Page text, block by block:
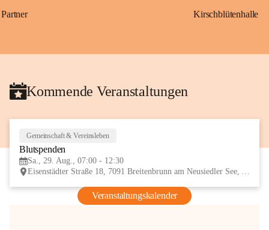
Partner Kirschblütenhalle
Kommende Veranstaltungen
Gemeinschaft & Vereinsleben
Blutspenden
Sa., 29. Aug., 07:00 - 12:30
Eisenstädter Straße 18, 7091 Breitenbrunn am Neusiedler See, AUT
Veranstaltungskalender